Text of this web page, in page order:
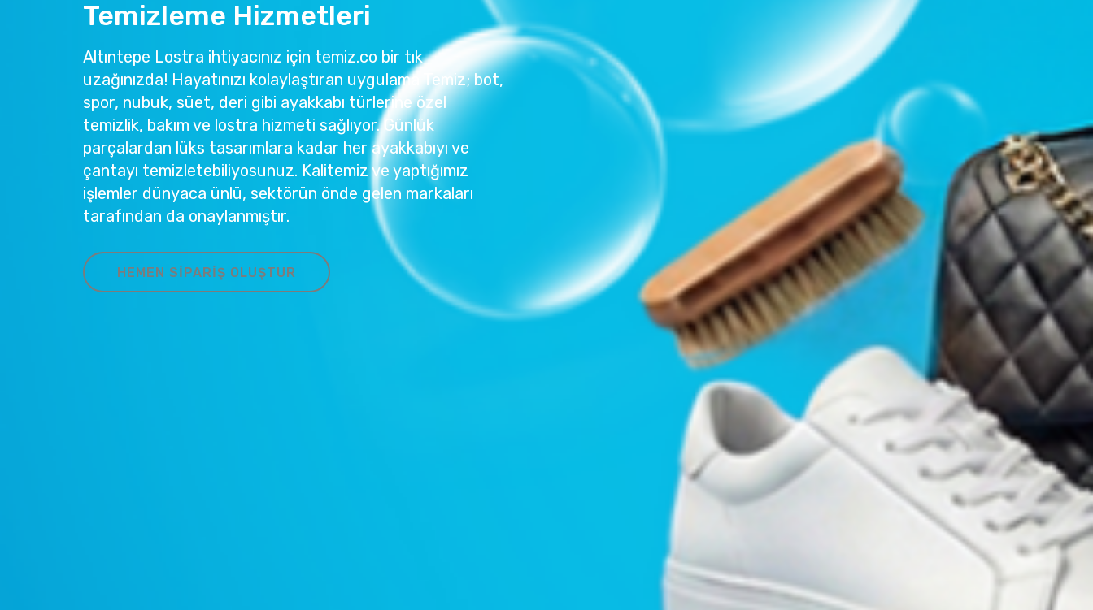
Temizleme Hizmetleri
Altıntepe Lostra ihtiyacınız için temiz.co bir tık
uzağınızda! Hayatınızı kolaylaştıran uygulama Temiz; bot,
spor, nubuk, süet, deri gibi ayakkabı türlerine özel
temizlik, bakım ve lostra hizmeti sağlıyor. Günlük
parçalardan lüks tasarımlara kadar her ayakkabıyı ve
çantayı temizletebiliyosunuz. Kalitemiz ve yaptığımız
işlemler dünyaca ünlü, sektörün önde gelen markaları
tarafından da onaylanmıştır.
HEMEN SIPARIŞ OLUŞTUR